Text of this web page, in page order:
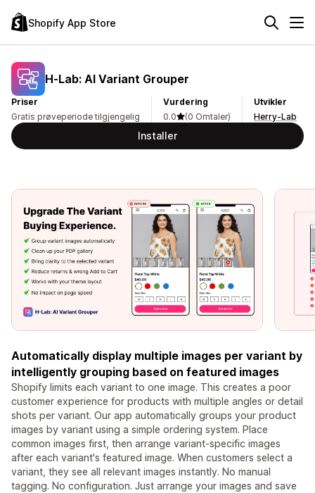
Shopify App Store
H‑Lab: AI Variant Grouper
Priser
Gratis prøveperiode tilgjengelig
Vurdering
0.0
(0 Omtaler)
Utvikler
Herry-Lab
Installer
Automatically display multiple images per variant by
intelligently grouping based on featured images
Shopify limits each variant to one image. This creates a poor
customer experience for products with multiple angles or detail
shots per variant. Our app automatically groups your product
images by variant using a simple ordering system. Place
common images first, then arrange variant-specific images
after each variant's featured image. When customers select a
variant, they see all relevant images instantly. No manual
tagging. No configuration. Just arrange your images and save